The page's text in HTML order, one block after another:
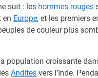
suit : les hommes rouges
en Europe, et les premiers
de couleur plus
population croissante
Andites vers l’Inde.